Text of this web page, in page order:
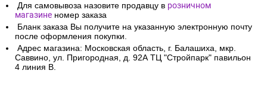
Для самовывоза назовите продавцу в розничном
магазине номер заказа
Бланк заказа Вы получите на указанную электронную почту
после оформления покупки.
Адрес магазина: Московская область, г. Балашиха, мкр.
Саввино, ул. Пригородная, д. 92А ТЦ "Стройпарк" павильон
4 линия В.